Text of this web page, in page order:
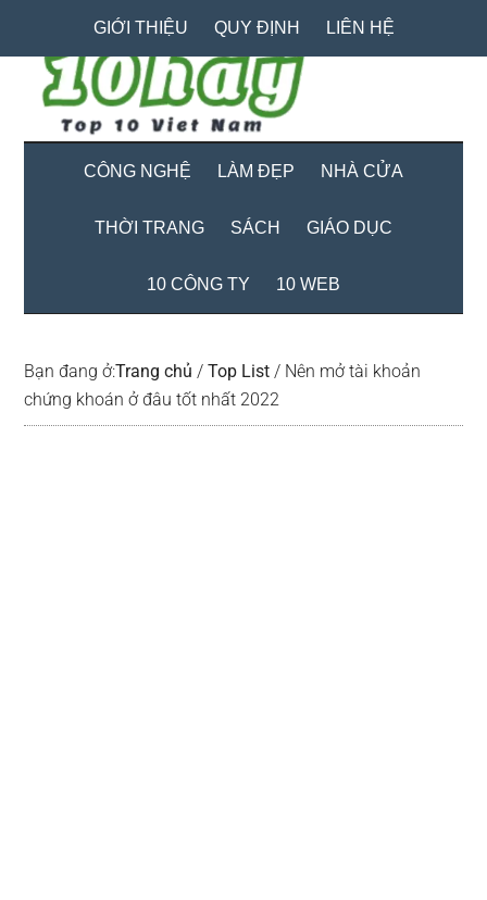
content
secondary
menu
primary
sidebar
GIỚI THIỆU QUY ĐỊNH LIÊN HỆ
CÔNG NGHỆ LÀM ĐẸP NHÀ CỬA
THỜI TRANG SÁCH GIÁO DỤC
10 CÔNG TY 10 WEB
Bạn đang ở:Trang chủ / Top List / Nên mở tài khoản
chứng khoán ở đâu tốt nhất 2022